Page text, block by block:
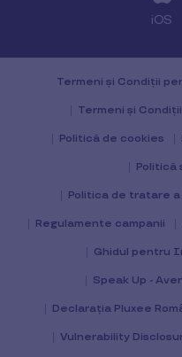
iOS
Termeni și Condiții
Termeni și
Politică de cookies
Politică
Politica de tratare
Regulamente campanii
Ghidul pentru
Speak Up -
Declarația Pluxee
Vulnerability